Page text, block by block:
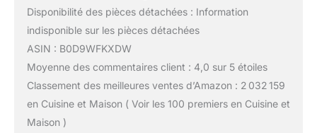
Disponibilité des pièces détachées : Information
indisponible sur les pièces détachées
ASIN : B0D9WFKXDW
Moyenne des commentaires client : 4,0 sur 5 étoiles
Classement des meilleures ventes d’Amazon : 2 032 159
en Cuisine et Maison ( Voir les 100 premiers en Cuisine et
Maison )